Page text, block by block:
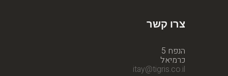
צרו קשר
הנפח 5
כרמיאל
itay@tigris.co.il